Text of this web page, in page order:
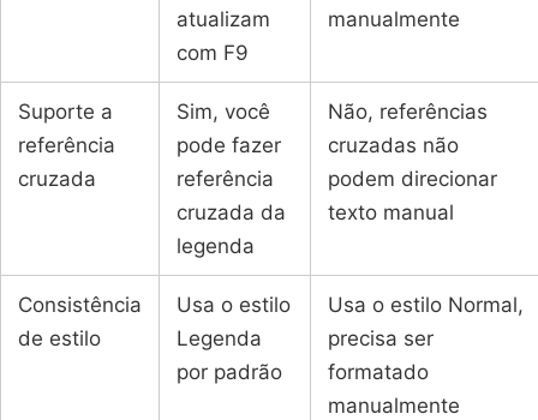
atualizam
com F9
manualmente
Suporte a
referência
cruzada
Sim, você
pode fazer
referência
cruzada da
legenda
Não, referências
cruzadas não
podem direcionar
texto manual
Consistência
de estilo
Usa o estilo
Legenda
por padrão
Usa o estilo Normal,
precisa ser
formatado
manualmente